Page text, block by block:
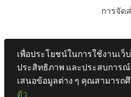
การจัด
เพื่อประโยชน์ในการใช้งานเว็
ประสิทธิภาพ และประสบการ
เสนอข้อมูลต่าง ๆ คุณสามารถ
ตัว